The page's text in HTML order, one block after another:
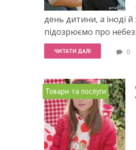
день дитини, а іноді й
підозрюємо про
ЧИТАТИ ДАЛІ 0
Товари та послуги